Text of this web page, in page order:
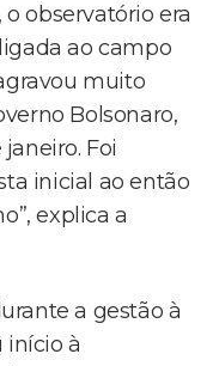
observatório era
ao campo
muito
Bolsonaro,
Foi
inicial ao então
explica a
a gestão à
início à